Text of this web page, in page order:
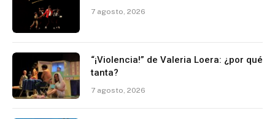
7 agosto, 2026
“¡Violencia!” de Valeria Loera: ¿por qué
tanta?
7 agosto, 2026